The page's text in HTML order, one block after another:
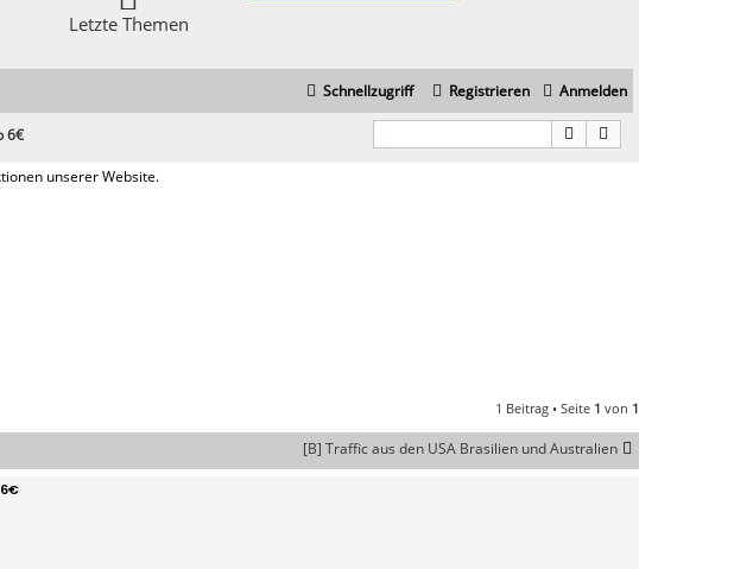
Letzte Themen
Schnellzugriff Anmelden
Registrieren
6€
1 Beitrag • Seite 1 von 1
[B] Traffic aus den USA Brasilien und Australien